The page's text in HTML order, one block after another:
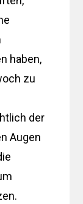
haben,
zu
der
Augen